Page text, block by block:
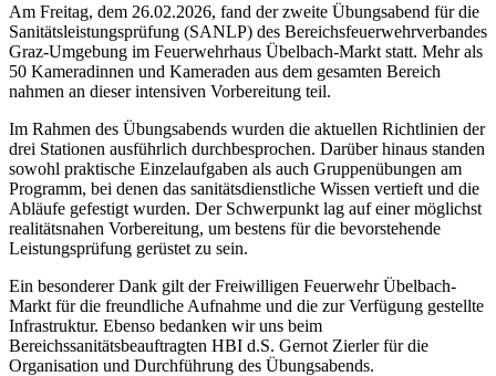
für
die
SAN-
Leistungsprüfung
Am Freitag, dem 26.02.2026, fand der zweite Übungsabend für die
Sanitätsleistungsprüfung (SANLP) des Bereichsfeuerwehrverbandes
Graz-Umgebung im Feuerwehrhaus Übelbach-Markt statt. Mehr als
50 Kameradinnen und Kameraden aus dem gesamten Bereich
nahmen an dieser intensiven Vorbereitung teil.
Im Rahmen des Übungsabends wurden die aktuellen Richtlinien der
drei Stationen ausführlich durchbesprochen. Darüber hinaus standen
sowohl praktische Einzelaufgaben als auch Gruppenübungen am
Programm, bei denen das sanitätsdienstliche Wissen vertieft und die
Abläufe gefestigt wurden. Der Schwerpunkt lag auf einer möglichst
realitätsnahen Vorbereitung, um bestens für die bevorstehende
Leistungsprüfung gerüstet zu sein.
Ein besonderer Dank gilt der Freiwilligen Feuerwehr Übelbach-
Markt für die freundliche Aufnahme und die zur Verfügung gestellte
Infrastruktur. Ebenso bedanken wir uns beim
Bereichssanitätsbeauftragten HBI d.S. Gernot Zierler für die
Organisation und Durchführung des Übungsabends.